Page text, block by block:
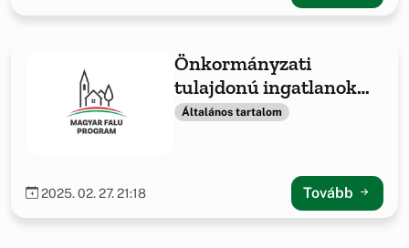
Önkormányzati
tulajdonú ingatlanok
fejlesztése,
kapcsolódó beszerzések
Általános tartalom
2025. 02. 27. 21:18 Tovább